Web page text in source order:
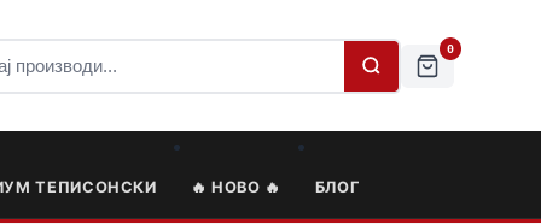
0
ТЕПИСОНСКИ 🔥 НОВО 🔥 БЛОГ